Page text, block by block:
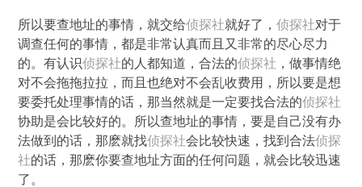
所以要查地址的事情，就交给侦探社就好了，侦探社对于
调查任何的事情，都是非常认真而且又非常的尽心尽力
的。有认识侦探社的人都知道，合法的侦探社 ，做事情绝
对不会拖拖拉拉，而且也绝对不会乱收费用，所以要是想
要委托处理事情的话，那当然就是一定要找合法的侦探社
协助是会比较好的。所以查地址的事情，要是自己没有办
法做到的话，那麽就找侦探社会比较快速，找到合法侦探
社的话，那麽你要查地址方面的任何问题，就会比较迅速
了。